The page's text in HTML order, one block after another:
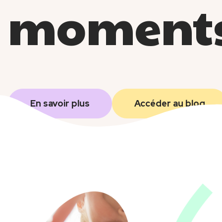
LienEn savoir plus
Lien
secondaire
Accéder au blog